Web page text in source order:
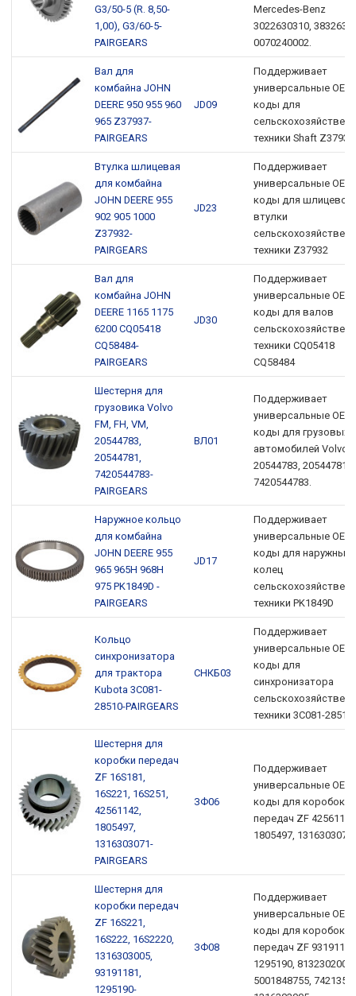
G3/50-5 (R. 8,50-
1,00), G3/60-5-
PAIRGEARS
Mercedes-Benz
3022630310,
0070240002.
Вал для
комбайна JOHN
DEERE 950 955 960
965 Z37937-
PAIRGEARS
JD09
Поддерживает
универсальные OEM-
коды для
техники Shaft Z37937
Втулка шлицевая
для комбайна
JOHN DEERE 955
902 905 1000
Z37932-
PAIRGEARS
JD23
Поддерживает
универсальные OEM-
коды для шлицевой
втулки
техники Z37932
Вал для
комбайна JOHN
DEERE 1165 1175
6200 CQ05418
CQ58484-
PAIRGEARS
JD30
Поддерживает
универсальные OEM-
коды для валов
техники CQ05418
CQ58484
Шестерня для
грузовика Volvo
FM, FH, VM,
20544783,
20544781,
7420544783-
PAIRGEARS
ВЛ01
Поддерживает
универсальные OEM-
коды для грузовых
автомобилей Volvo
20544783, 20544781,
7420544783.
Наружное кольцо
для комбайна
JOHN DEERE 955
965 965H 968H
975 PK1849D -
PAIRGEARS
JD17
Поддерживает
универсальные OEM-
коды для наружных
колец
техники PK1849D
Кольцо
синхронизатора
для трактора
Kubota 3C081-
28510-PAIRGEARS
СНКБ03
Поддерживает
универсальные OEM-
коды для
синхронизатора
техники 3C081-28510
Шестерня для
коробки передач
ZF 16S181,
16S221, 16S251,
42561142,
1805497,
1316303071-
PAIRGEARS
ЗФ06
Поддерживает
универсальные OEM-
коды для коробок
передач ZF
1805497, 1316303071.
Шестерня для
коробки передач
ZF 16S221,
16S222, 16S2220,
1316303005,
93191181,
1295190-
ЗФ08
Поддерживает
универсальные OEM-
коды для коробок
передач ZF
1295190,
5001848755,